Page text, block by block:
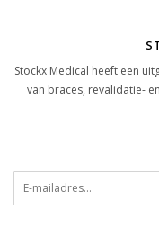
Stockx Medical heeft een
van braces, revalidatie-